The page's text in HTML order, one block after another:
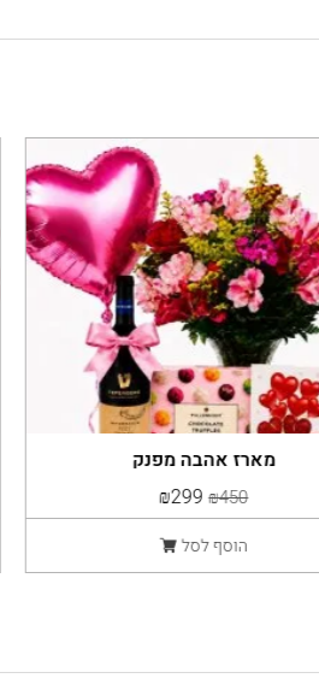
מארז אהבה מפנק
₪450
₪299
הוסף לסל